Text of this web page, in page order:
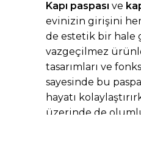
Kapı paspası ve
evinizin girişini
de estetik bir hale
vazgeçilmez
tasarımları ve
sayesinde bu
hayatı
üzerinde de